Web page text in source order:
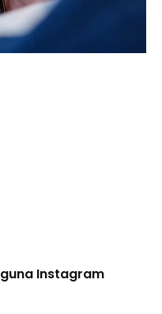
Instagram